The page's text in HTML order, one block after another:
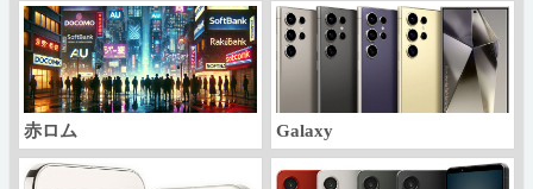
赤ロム Galaxy